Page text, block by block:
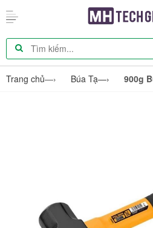
Trang chủ—› Búa Tạ—› 900g